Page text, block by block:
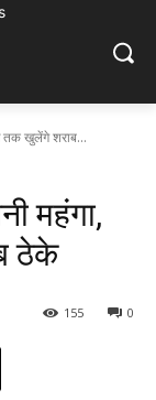
तक खुलेंगे शराब...
महंगा,
ठेके
0
155